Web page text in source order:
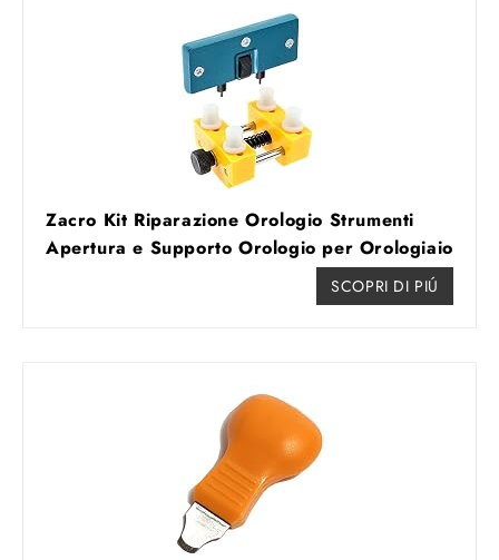
Zacro Kit Riparazione Orologio Strumenti
Apertura e Supporto Orologio per Orologiaio
SCOPRI DI PIÚ